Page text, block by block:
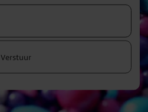
Verstuur